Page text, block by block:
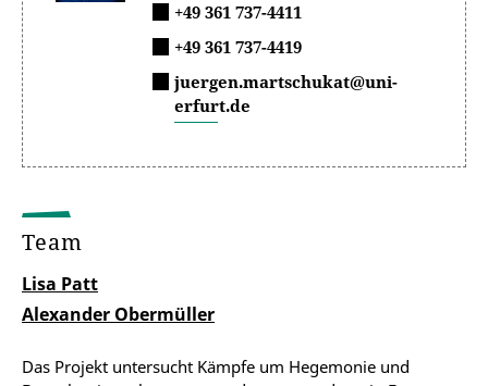
+49 361 737-4411
+49 361 737-4419
juergen.martschukat@uni-
erfurt.de
Team
Lisa Patt
Alexander Obermüller
Das Projekt untersucht Kämpfe um Hegemonie und